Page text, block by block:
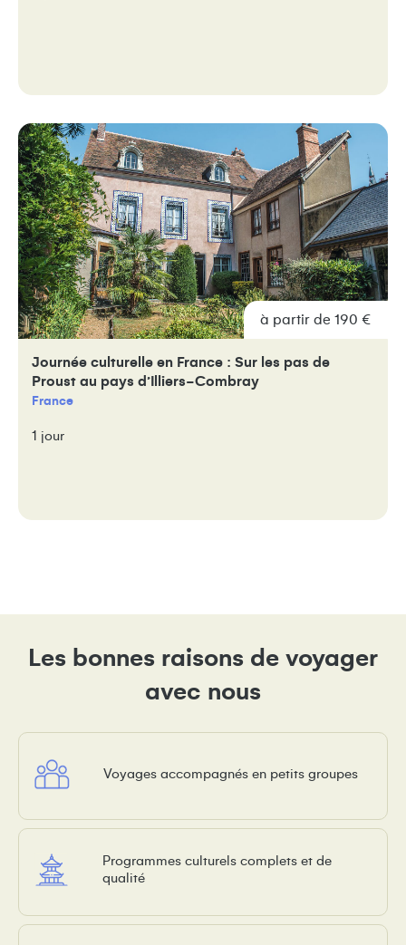
à partir de 190 €
Journée culturelle en France : Sur les pas de
Proust au pays d’Illiers-Combray
France
1 jour
Les bonnes raisons de voyager
avec nous
Voyages accompagnés en petits groupes
Programmes culturels complets et de
qualité